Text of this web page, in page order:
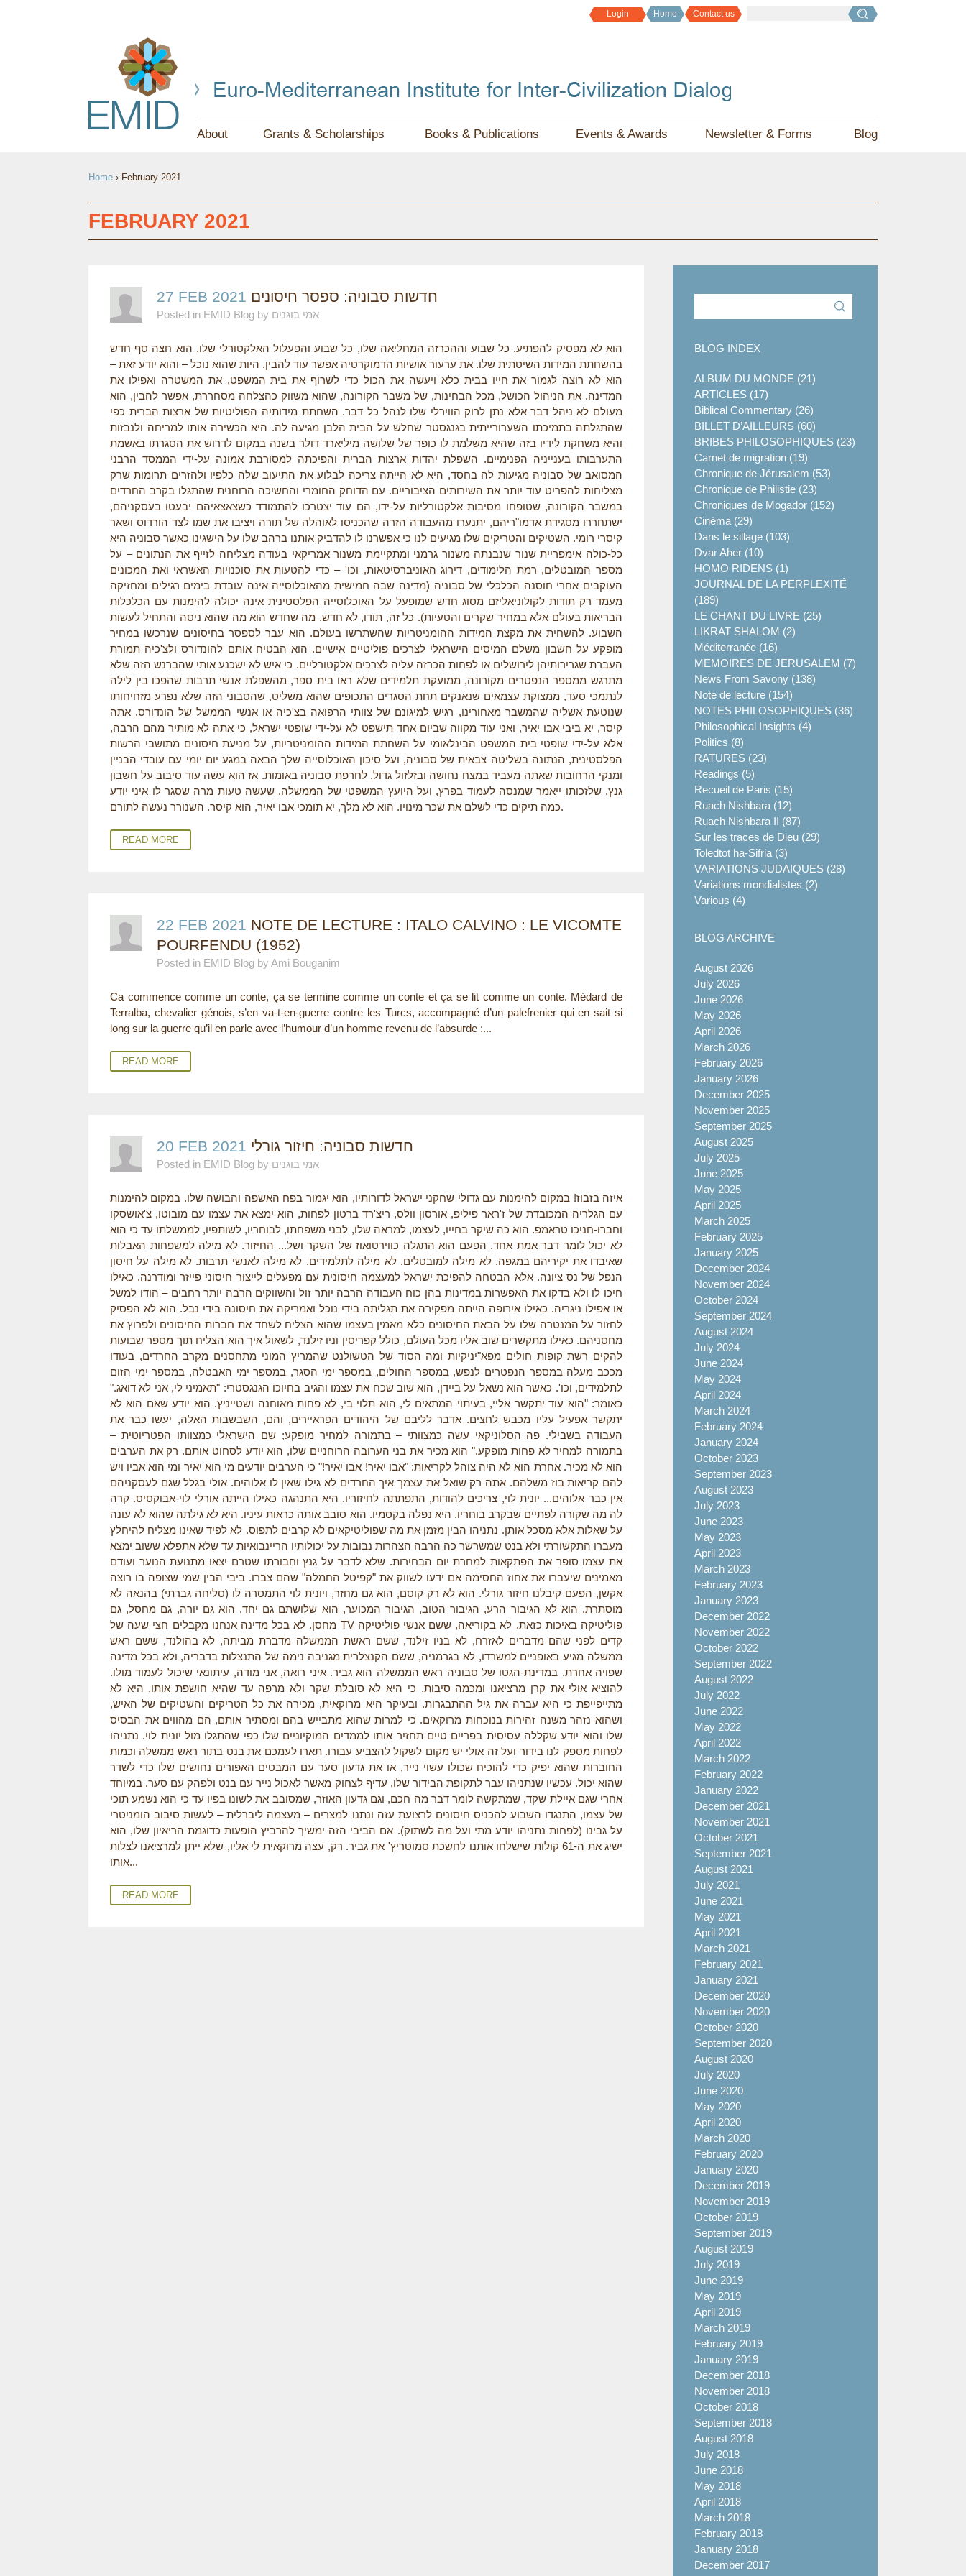
Contact us
Home
Login
About Grants & Scholarships Books & Publications Events & Awards Newsletter & Forms Blog
U
A
Home › February 2021
FEBRUARY 2021
BLOG INDEX
ALBUM DU MONDE (21)
ARTICLES (17)
Biblical Commentary (26)
BILLET D’AILLEURS (60)
BRIBES PHILOSOPHIQUES (23)
Carnet de migration (19)
Chronique de Jérusalem (53)
Chronique de Philistie (23)
Chroniques de Mogador (152)
Cinéma (29)
Dans le sillage (103)
Dvar Aher (10)
HOMO RIDENS (1)
JOURNAL DE LA PERPLEXITÉ
(189)
LE CHANT DU LIVRE (25)
LIKRAT SHALOM (2)
Méditerranée (16)
MEMOIRES DE JERUSALEM (7)
News From Savony (138)
Note de lecture (154)
NOTES PHILOSOPHIQUES (36)
Philosophical Insights (4)
Politics (8)
RATURES (23)
Readings (5)
Recueil de Paris (15)
Ruach Nishbara (12)
Ruach Nishbara II (87)
Sur les traces de Dieu (29)
Toledtot ha-Sifria (3)
VARIATIONS JUDAIQUES (28)
Variations mondialistes (2)
Various (4)
BLOG ARCHIVE
August 2026
July 2026
June 2026
May 2026
April 2026
March 2026
February 2026
January 2026
December 2025
November 2025
September 2025
August 2025
July 2025
June 2025
May 2025
April 2025
March 2025
February 2025
January 2025
December 2024
November 2024
October 2024
September 2024
August 2024
July 2024
June 2024
May 2024
April 2024
March 2024
February 2024
January 2024
October 2023
September 2023
August 2023
July 2023
June 2023
May 2023
April 2023
March 2023
February 2023
January 2023
December 2022
November 2022
October 2022
September 2022
August 2022
July 2022
June 2022
May 2022
April 2022
March 2022
February 2022
January 2022
December 2021
November 2021
October 2021
September 2021
August 2021
July 2021
June 2021
May 2021
April 2021
March 2021
February 2021
January 2021
December 2020
November 2020
October 2020
September 2020
August 2020
July 2020
June 2020
May 2020
April 2020
March 2020
February 2020
January 2020
December 2019
November 2019
October 2019
September 2019
August 2019
July 2019
June 2019
May 2019
April 2019
March 2019
February 2019
January 2019
December 2018
November 2018
October 2018
September 2018
August 2018
July 2018
June 2018
May 2018
April 2018
March 2018
February 2018
January 2018
December 2017
27 FEB 2021 חדשות סבוניה: ספסר חיסונים
Posted in EMID Blog by אמי בוגנים
הוא לא מפסיק להפתיע. כל שבוע וההכרזה המחליאה שלו, כל שבוע והפעלול האלקטורלי שלו. הוא חצה סף חדש
בהשחתת המידות השיטתית שלו. את ערעור אושיות הדמוקרטיה אפשר עוד להבין. היות שהוא נוכל – והוא יודע זאת –
הוא לא רוצה לגמור את חייו בבית כלא ויעשה את הכול כדי לשרוף את בית המשפט, את המשטרה ואפילו את
המדינה. את הניהול הכושל, מכל הבחינות, של משבר הקורונה, שהוא משווק כהצלחה מסחררת, אפשר להבין, הוא
מעולם לא ניהל דבר אלא נתן לרוק הווירלי שלו לנהל כל דבר. השחתת מידותיה הפוליטיות של ארצות הברית כפי
שהתגלתה בתמיכתו השערורייתית בגנגסטר שחלש על הבית הלבן מגיעה לה. היא הכשירה אותו למריחה ולנבזות
והיא משחקת לידיו בזה שהיא משלמת לו כופר של שלושה מיליארד דולר בשנה במקום לדרוש את הסגרתו באשמת
התערבותו בענייניה הפנימיים. השפלת יהדות ארצות הברית והפיכתה למסורבת אמונה על-ידי הממסד הרבני
המסואב של סבוניה מגיעות לה בחסד, היא לא הייתה צריכה לבלוע את התיעוב שלה כלפיו ולהזרים תרומות שרק
מצליחות להפריט עוד יותר את השירותים הציבוריים. עם הדוחק החומרי והחשיכה הרוחנית שהתגלו בקרב החרדים
במשבר הקורונה, שטופחו מסיבות אלקטורליות על-ידו, הם עוד יצטרכו להתמודד כשצאצאיהם יבעטו בעסקניהם,
ישתחררו מסגידת אדמו"ריהם, יתנערו מהעבודה הזרה שהכניסו לאוהלה של תורה ויציבו את שמו לצד הורדוס ושאר
קיסרי רומי. השטיקים והטריקים שלו מגיעים לנו כי אפשרנו לו להדביק אותנו ברהב שלו על הישגינו כאשר סבוניה היא
כל-כולה אימפריית שנור שנבנתה משנור גרמני ומתקיימת משנור אמריקאי בעודה מצליחה לזייף את הנתונים – על
מספר המובטלים, רמת הלימודים, דירוג האוניברסיטאות, וכו' – כדי להטעות את סוכנויות האשראי ואת המכונים
העוקבים אחרי חוסנה הכלכלי של סבוניה (מדינה שבה חמישית מהאוכלוסייה אינה עובדת בימים רגילים ומחזיקה
מעמד רק תודות לקולוניאליזם מסוג חדש שמופעל על האוכלוסייה הפלסטינית אינה יכולה להימנות עם הכלכלות
הבריאות בעולם אלא במחיר שקרים והטעיות). כל זה, תודו, לא חדש. מה שחדש הוא מה שהוא ניסה והתחיל לעשות
השבוע. להשחית את מקצת המידות ההומניטריות שהשתרשו בעולם. הוא עבר לספסר בחיסונים שנרכשו במחיר
מופקע על חשבון משלם המיסים הישראלי לצרכים פוליטיים אישיים. הוא הבטיח אותם להונדורס ולצ'כיה תמורת
העברת שגרירותיהן לירושלים או לפחות הכרזה עליה לצרכים אלקטורליים. כי איש לא ישכנע אותי שהברנש הזה שלא
מתרגש ממספר הנפטרים מקורונה, ממועקת תלמידים שלא ראו בית ספר, מהשפלת אנשי תרבות שהפכו בין לילה
לנתמכי סעד, ממצוקת עצמאים שנאנקים תחת הסגרים התכופים שהוא משליט, שהסבוני הזה שלא נפרע מזחיחותו
שנוטעת אשליה שהמשבר מאחורינו, רגיש למיגונם של צוותי הרפואה בצ'כיה או אנשי הממשל של הונדורס. אתה
קיסר, יא ביבי אבו יאיר, ואני עוד מקווה שביום אחד תישפט לא על-ידי שופטי ישראל, כי אתה לא מותיר מהם הרבה,
אלא על-ידי שופטי בית המשפט הבינלאומי על השחתת המידות ההומניטריות, על מניעת חיסונים מתושבי הרשות
הפלסטינית, הנתונה בשליטה צבאית של סבוניה, ועל סיכון האוכלוסייה שלך הבאה במגע יום יומי עם עובדי הבניין
ומנקי הרחובות שאתה מעביד במצח נחושה ובזלזול גדול. לחרפת סבוניה באומות. אז הוא עשה עוד סיבוב על חשבון
גנץ, שלזכותו ייאמר שמנסה לעמוד בפרץ, ועל היועץ המשפטי של הממשלה, שעשה טעות מרה שסגר לו איני יודע
כמה תיקים כדי לשלם את שכר מינויו. הוא לא מלך, יא תומכי אבו יאיר, הוא קיסר. השנורר נעשה לתורם.
READ MORE
22 FEB 2021 NOTE DE LECTURE : ITALO CALVINO : LE VICOMTE
POURFENDU (1952)
Posted in EMID Blog by Ami Bouganim
Ca commence comme un conte, ça se termine comme un conte et ça se lit comme un conte. Médard de
Terralba, chevalier génois, s’en va-t-en-guerre contre les Turcs, accompagné d’un palefrenier qui en sait si
long sur la guerre qu’il en parle avec l’humour d’un homme revenu de l’absurde :...
READ MORE
20 FEB 2021 חדשות סבוניה: חיזור גורלי
Posted in EMID Blog by אמי בוגנים
איזה בזבוז! במקום להימנות עם גדולי שחקני ישראל לדורותיו, הוא יגמור בפח האשפה והבושה שלו. במקום להימנות
עם הגלריה המכובדת של ז'ראר פיליפ, אורסון וולס, ריצ'רד ברטון לפחות, הוא ימצא את עצמו עם מובוטו, צ'אושסקו
וחברו-חניכו טראמפ. הוא כה שיקר בחייו, לעצמו, למראה שלו, לבני משפחתו, לבוחריו, לשותפיו, לממשלתו עד כי הוא
לא יכול לומר דבר אמת אחד. הפעם הוא התגלה כווירטואוז של השקר ושל... החיזור. לא מילה למשפחות האבלות
שאיבדו את יקיריהם במגפה. לא מילה למובטלים. לא מילה לתלמידים. לא מילה לאנשי תרבות. לא מילה על חיסון
הנפל של נס ציונה. אלא הבטחה להפיכת ישראל למעצמה חיסונית עם מפעלים לייצור חיסוני פייזר ומודרנה. כאילו
חיכו לו ולא בדקו את האפשרות במדינות בהן כוח העבודה הרבה יותר זול והשווקים הרבה יותר רחבים – הודו למשל
או אפילו ניגריה. כאילו אירופה הייתה מפקירה את תגליתה בידי נוכל ואמריקה את חיסונה בידי נבל. הוא לא הפסיק
לחזור על המנטרה שלו על הבאת החיסונים כלא מאמין בעצמו שהוא הצליח לשחד את חברות החיסונים ולפרוץ את
מחסניהם. כאילו מתקשרים שוב אליו מכל העולם, כולל קפריסין וניו זילנד, לשאול איך הוא הצליח תוך מספר שבועות
להקים רשת קופות חולים מפא"יניקיות ומה הסוד של הטשולנט שהמריץ המוני מתחסנים מקרב החרדים, בעודו
מככב מעלה במספר הנפטרים לנפש, במספר החולים, במספר ימי הסגר, במספר ימי האבטלה, במספר ימי הזום
לתלמידים, וכו'. כאשר הוא נשאל על ביידן, הוא שוב שכח את עצמו והגיב בחיוכו הגנגסטרי: "תאמיני לי, אני לא דואג."
כאומר: "הוא עוד יתקשר אליי, בעיתוי המתאים לי, הוא תלוי בי, לא פחות מאוחנה ושטייניץ. הוא יודע שאם הוא לא
יתקשר אפעיל עליו מכבש לחצים. אדבר לליבם של היהודים הפראיירים, והם, השבשבות האלה, יעשו כבר את
העבודה בשבילי. פה הסלוניקאי עשה כמצוותי – בתמורה למחיר מופקע; שם הישראלי כמצוותו הפטריוטית –
בתמורה למחיר לא פחות מופקע." הוא מכיר את בני הערובה הרוחניים שלו, הוא יודע לסחוט אותם. רק את הערבים
הוא לא מכיר. אחרת הוא לא היה צוהל לקריאות: "אבו יאיר! אבו יאיר!" כי הערבים יודעים מי הוא יאיר ומי הוא אביו ויש
להם קריאות בוז משלהם. אתה רק שואל את עצמך איך החרדים לא גילו שאין לו אלוהים. אולי בגלל שגם לעסקניהם
אין כבר אלוהים... יונית לוי, צריכים להודות, התפתתה לחיזוריו. היא התנהגה כאילו הייתה אורלי לוי-אבוקסיס. קרה
לה מה שקורה לפתיים שבקרב בוחריו. היא נפלה בקסמיו. הוא סובב אותה כראות עיניו. היא לא גילתה שהוא לא עונה
על שאלות אלא מסכל אותן. נתניהו הבין מזמן את מה שפוליטיקאים לא קרבים לתפוס. לא לפיד שאינו מצליח להיחלץ
מעברו התקשורתי ולא בנט שמשרשר כה הרבה הצהרות נבובות על יכולותיו הריינבואיות עד שלא אתפלא ששוב ימצא
את עצמו סופר את הפתקאות למחרת יום הבחירות. שלא לדבר על גנץ וחבורתו שטרם יצאו מתנועת הנוער ועודם
מאמינים שיעברו את אחוז החסימה אם ידעו לשווק את "קפיטל החמלה" שהם צברו. ביבי הבין שמי שצופה בו רוצה
אקשן, הפעם קיבלנו חיזור גורלי. הוא לא רק קוסם, הוא גם מחזר, ויונית לוי התמסרה לו (סליחה גברתי) בהנאה לא
מוסתרת. הוא לא הגיבור הרע, הגיבור הטוב, הגיבור המכוער, הוא שלושתם גם יחד. הוא גם יורה, גם מחסל, גם
מחסן. לא בכל מדינה אנחנו מקבלים חצי שעה של TV פוליטיקה באיכות כזאת. לא בקוריאה, ששם אנשי פוליטיקה
קדים לפני שהם מדברים לאזרח, לא בניו זילנד, ששם ראשת הממשלה מדברת מביתה, לא בהולנד, ששם ראש
ממשלה מגיע באופניים למשרדו, לא בגרמניה, ששם הקנצלרית מגניבה נימה של התנצלות בדבריה, ולא בכל מדינה
שפויה אחרת. במדינת-הגטו של סבוניה ראש הממשלה הוא גביר. איני רואה, אני מודה, עיתונאי שיכול לעמוד מולו.
להוציא אולי את קרן מרציאנו ומכמה סיבות. כי היא לא סובלת שקר ולא מרפה עד שהיא חושפת אותו. היא לא
מתייפייפת כי היא עברה את גיל ההתבגרות. ובעיקר היא מרוקאית, מכירה את כל הטריקים והשטיקים של האיש,
ושהוא נזהר משנה זהירות בנוכחות מרוקאים. כי למרות שהוא מתבייש בהם ומסתיר אותם, הם מהווים את הבסיס
שלו והוא יודע שקללה עסיסית בפריים טיים תחזיר אותו לממדים המוקיוניים שלו כפי שהתגלו מול יונית לוי. נתניהו
לפחות מספק לנו בידור ועל זה אולי יש מקום לשקול להצביע עבורו. תארו לעמכם את בנט בתור ראש ממשלה וכמות
החוברות שהוא יפיק כדי להוכיח שכולו עשוי נייר, או את גדעון סער עם המבטים האפורים נחושים שלו כדי לשדר
שהוא יכול. עכשיו שנתניהו עבר לתקופת הבידור שלו, עדיף לצחוק מאשר לאכול נייר עם בנט ולפהק עם סער. במיוחד
אחרי שגם איילת שקד, שמתקשה לומר דבר מה חכם, וגם גדעון האוזר, שמסובב את לשונו בפיו עד כי הוא נשמע תוכי
של עצמו, התנגדו השבוע להכניס חיסונים לרצועת עזה ונתנו למצרים – מעצמה ליברלית – לעשות סיבוב הומניטרי
על גבינו (לפחות נתניהו יודע מתי ועל מה לשתוק). אם הביבי הזה ימשיך להרביץ הופעות כדוגמת הריאיון שלו, הוא
ישיג את ה-61 קולות שישלחו אותנו לחשכת סמוטריץ' את גביר. רק, עצה מרוקאית לי אליו, שלא ייתן למרציאנו לצלות
אותו...
READ MORE